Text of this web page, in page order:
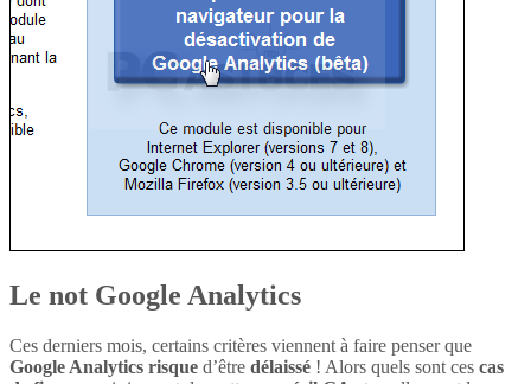
Le not Google Analytics
Ces derniers mois, certains critères viennent à faire penser que
Google Analytics risque d’être délaissé ! Alors quels sont ces cas